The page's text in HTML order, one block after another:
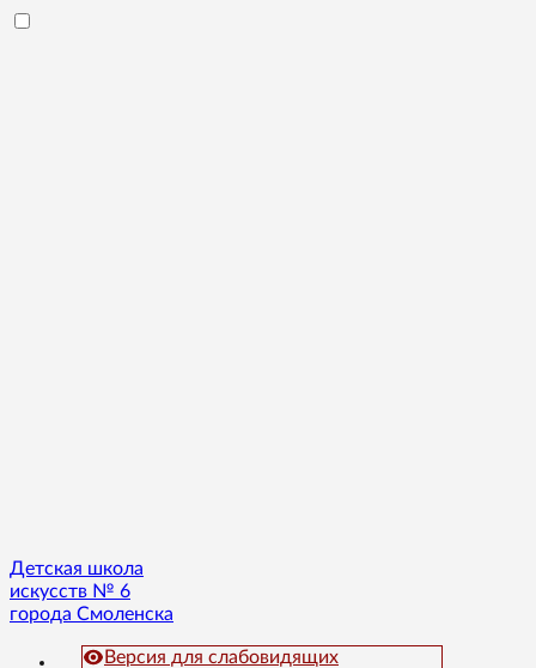
Детская школа
искусств № 6
города Смоленска
Версия для слабовидящих